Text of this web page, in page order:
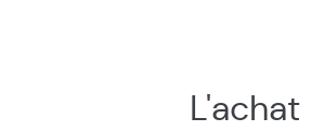
L'achat